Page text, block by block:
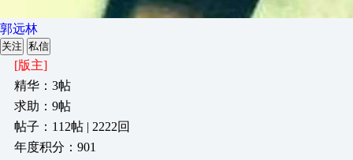
郭远林
关注 私信
[版主]
精华：3帖
求助：9帖
帖子：112帖 | 2222回
年度积分：901